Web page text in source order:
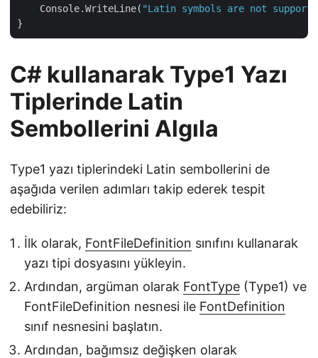
    Console.WriteLine(
"Latin symbols are not
C# kullanarak Type1 Yazı
Tiplerinde Latin
Sembollerini Algıla
Type1 yazı tiplerindeki Latin sembollerini de
aşağıda verilen adımları takip ederek tespit
edebiliriz:
İlk olarak, FontFileDefinition sınıfını kullanarak
yazı tipi dosyasını yükleyin.
Ardından, argüman olarak FontType (Type1) ve
FontFileDefinition nesnesi ile FontDefinition
sınıf nesnesini başlatın.
Ardından, bağımsız değişken olarak